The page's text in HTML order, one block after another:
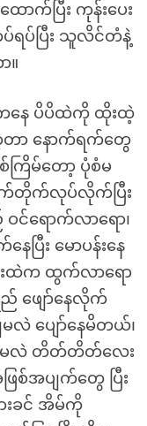
ာက်ပြီး ကုန်းပေး
ရပ်ပြီး သူလိင်တံနဲ့
။
နေ ပိပိထဲကို ထိုးထဲ့
တာ နောက်ရက်တွေ
ကြိမ်တော့ ပုံစံမ
က်တိုက်လုပ်လိုက်ပြီး
ရောက်လာရော၊
ပြီး မောပန်းနေ
းထဲက ထွက်လာရော
ဖျော်နေလိုက်
ပျော်နေမိတယ်၊
ျမလဲ တိတ်တိတ်လေး
အပျက်တွေ ပြီး
ခင် အိမ်ကို